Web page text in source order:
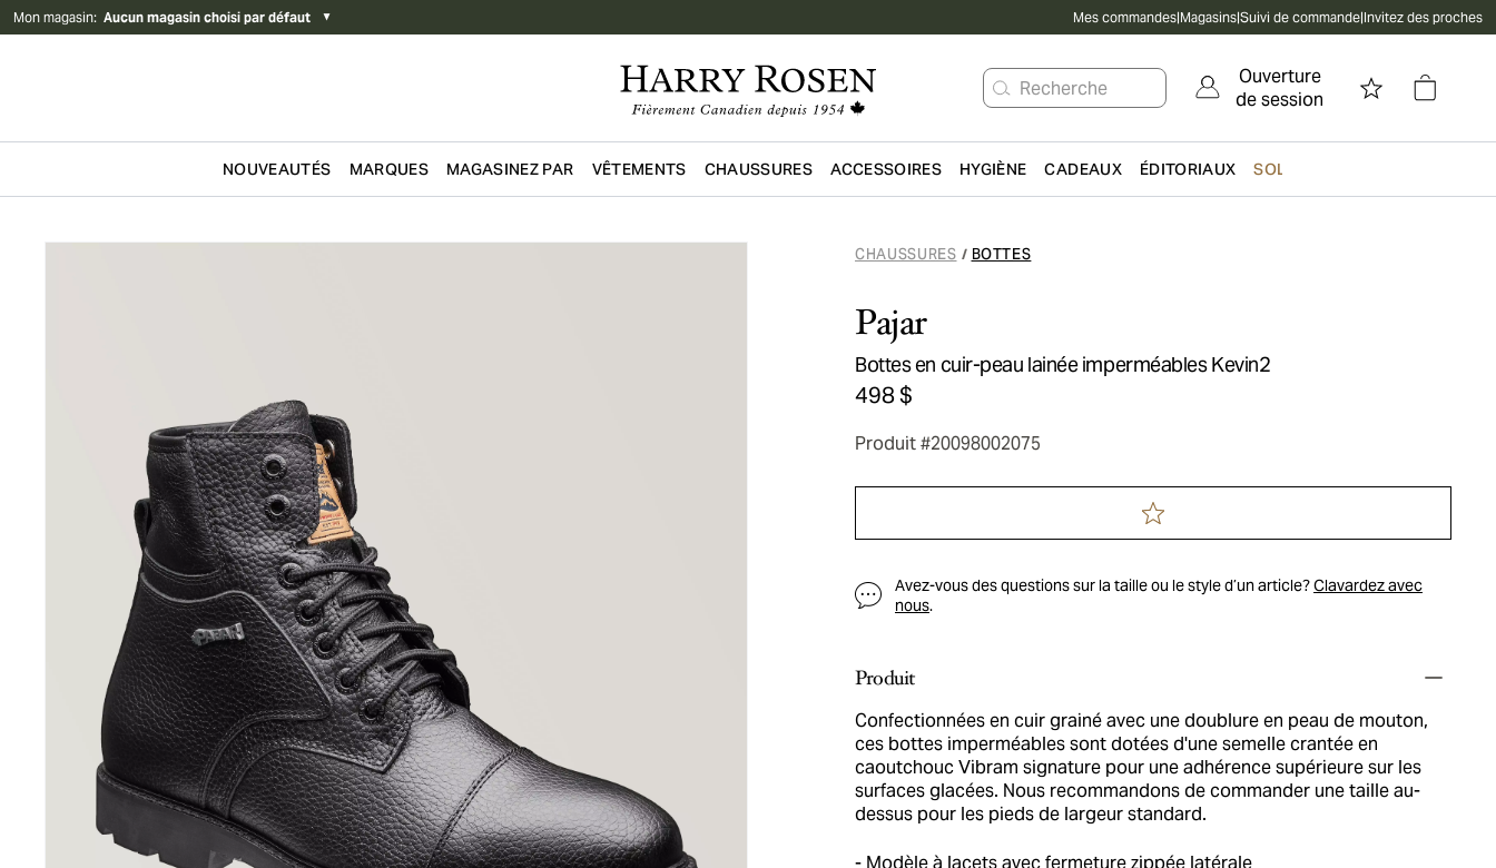
Mon magasin: Aucun magasin choisi par défaut ▼ Mes commandes|Magasins|Suivi de commande|Invitez des proches
Recherche
Ouverture
de session
Passer au contenu principal
NOUVEAUTÉS MARQUES MAGASINEZ PAR VÊTEMENTS CHAUSSURES ACCESSOIRES HYGIÈNE CADEAUX ÉDITORIAUX SOLDES
CHAUSSURES / BOTTES
Pajar
Bottes en cuir-peau lainée imperméables Kevin2
498 $
Produit #20098002075
Avez-vous des questions sur la taille ou le style d’un article?Clavardez avec
nous.
Produit
Confectionnées en cuir grainé avec une doublure en peau de mouton,
ces bottes imperméables sont dotées d'une semelle crantée en
caoutchouc Vibram signature pour une adhérence supérieure sur les
surfaces glacées. Nous recommandons de commander une taille au-
dessus pour les pieds de largeur standard.
Modèle à lacets avec fermeture zippée latérale